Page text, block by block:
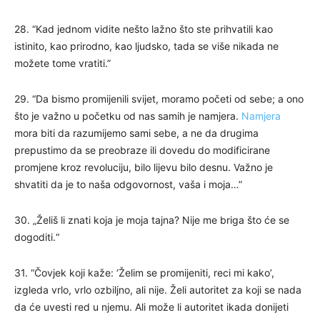
28. “Kad jednom vidite nešto lažno što ste prihvatili kao
istinito, kao prirodno, kao ljudsko, tada se više nikada ne
možete tome vratiti.”
29. “Da bismo promijenili svijet, moramo početi od sebe; a ono
što je važno u početku od nas samih je namjera. Namjera
mora biti da razumijemo sami sebe, a ne da drugima
prepustimo da se preobraze ili dovedu do modificirane
promjene kroz revoluciju, bilo lijevu bilo desnu. Važno je
shvatiti da je to naša odgovornost, vaša i moja…”
30. „Želiš li znati koja je moja tajna? Nije me briga što će se
dogoditi.“
31. “Čovjek koji kaže: ‘Želim se promijeniti, reci mi kako’,
izgleda vrlo, vrlo ozbiljno, ali nije. Želi autoritet za koji se nada
da će uvesti red u njemu. Ali može li autoritet ikada donijeti